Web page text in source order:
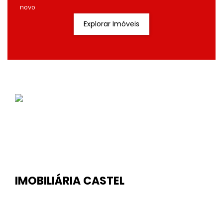
novo
Explorar Imóveis
IMOBILIÁRIA CASTEL